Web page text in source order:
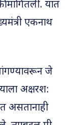
मागितली. यात
एकनाथ
जे
अक्षरश:
असतानाही